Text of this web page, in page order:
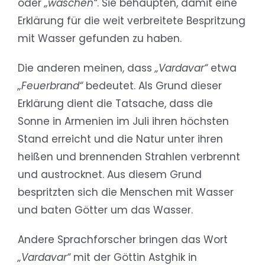
oder„waschen“. Sie behaupten, damit eine
Erklärung für die weit verbreitete Bespritzung
mit Wasser gefunden zu haben.
Die anderen meinen, dass„Vardavar“etwa
„Feuerbrand“bedeutet. Als Grund dieser
Erklärung dient die Tatsache, dass die
Sonne in Armenien im Juli ihren höchsten
Stand erreicht und die Natur unter ihren
heißen und brennenden Strahlen verbrennt
und austrocknet. Aus diesem Grund
bespritzten sich die Menschen mit Wasser
und baten Götter um das Wasser.
Andere Sprachforscher bringen das Wort
„Vardavar“ mit der Göttin Astghik in